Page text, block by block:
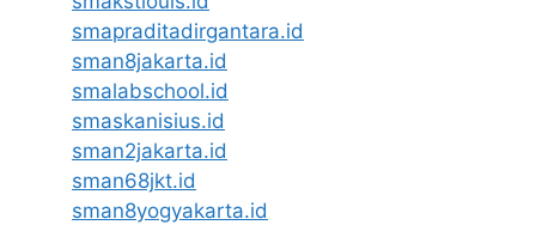
smapraditadirgantara.id
sman8jakarta.id
smalabschool.id
smaskanisius.id
sman2jakarta.id
sman68jkt.id
sman8yogyakarta.id